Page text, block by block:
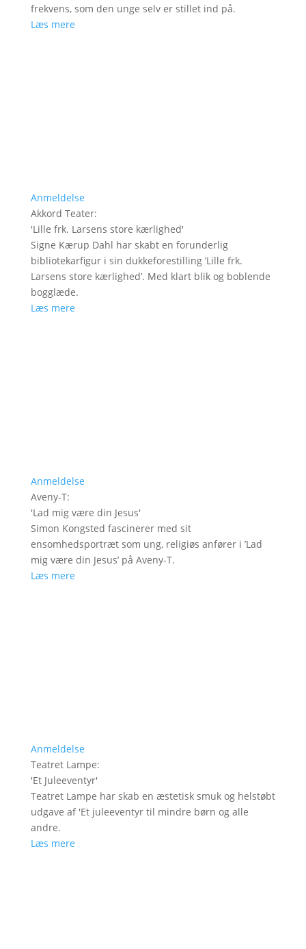
frekvens, som den unge selv er stillet ind på.
Læs mere
Anmeldelse
Akkord Teater:
'Lille frk. Larsens store kærlighed'
Signe Kærup Dahl har skabt en forunderlig
bibliotekarfigur i sin dukkeforestilling ’Lille frk.
Larsens store kærlighed’. Med klart blik og boblende
bogglæde.
Læs mere
Anmeldelse
Aveny-T:
'Lad mig være din Jesus'
Simon Kongsted fascinerer med sit
ensomhedsportræt som ung, religiøs anfører i ’Lad
mig være din Jesus’ på Aveny-T.
Læs mere
Anmeldelse
Teatret Lampe:
'Et Juleeventyr'
Teatret Lampe har skab en æstetisk smuk og helstøbt
udgave af 'Et juleeventyr til mindre børn og alle
andre.
Læs mere